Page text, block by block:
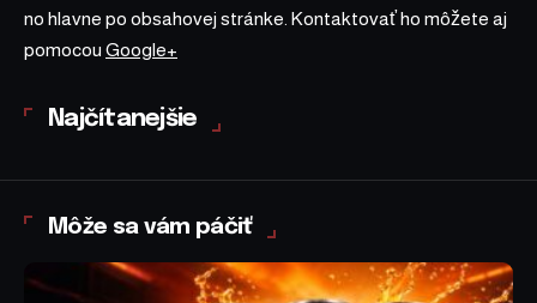
no hlavne po obsahovej stránke. Kontaktovať ho môžete aj
pomocou Google+
Najčítanejšie
Môže sa vám páčiť